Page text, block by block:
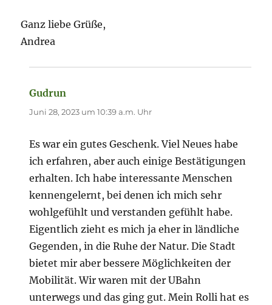
Ganz liebe Grüße,
Andrea
Gudrun
Juni 28, 2023 um 10:39 a.m. Uhr
Es war ein gutes Geschenk. Viel Neues habe
ich erfahren, aber auch einige Bestätigungen
erhalten. Ich habe interessante Menschen
kennengelernt, bei denen ich mich sehr
wohlgefühlt und verstanden gefühlt habe.
Eigentlich zieht es mich ja eher in ländliche
Gegenden, in die Ruhe der Natur. Die Stadt
bietet mir aber bessere Möglichkeiten der
Mobilität. Wir waren mit der UBahn
unterwegs und das ging gut. Mein Rolli hat es